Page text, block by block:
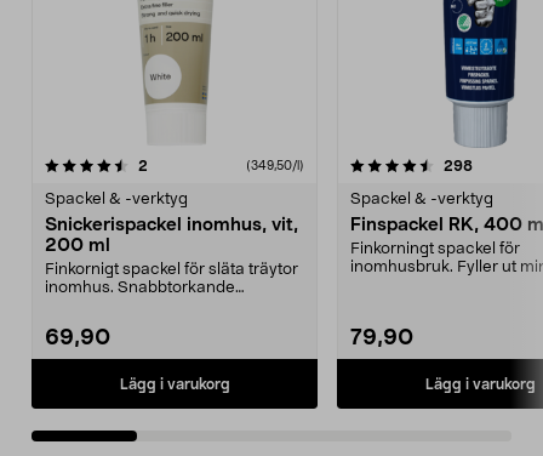
2 (349,50/l)
Spackel & -verktyg
Snickerispackel inomhus, vit,
200 ml
Finkornigt spackel för släta träytor
inomhus. Snabbtorkande
69,90
Lägg i varukorg
4.5 av 5 stjärnor 298
Spackel & -verktyg
Finspackel RK, 400
Finkorningt spackel för
inomhusbruk. Fyller ut
79,90
Lägg i varukorg
4.5 av 5 stjärnor